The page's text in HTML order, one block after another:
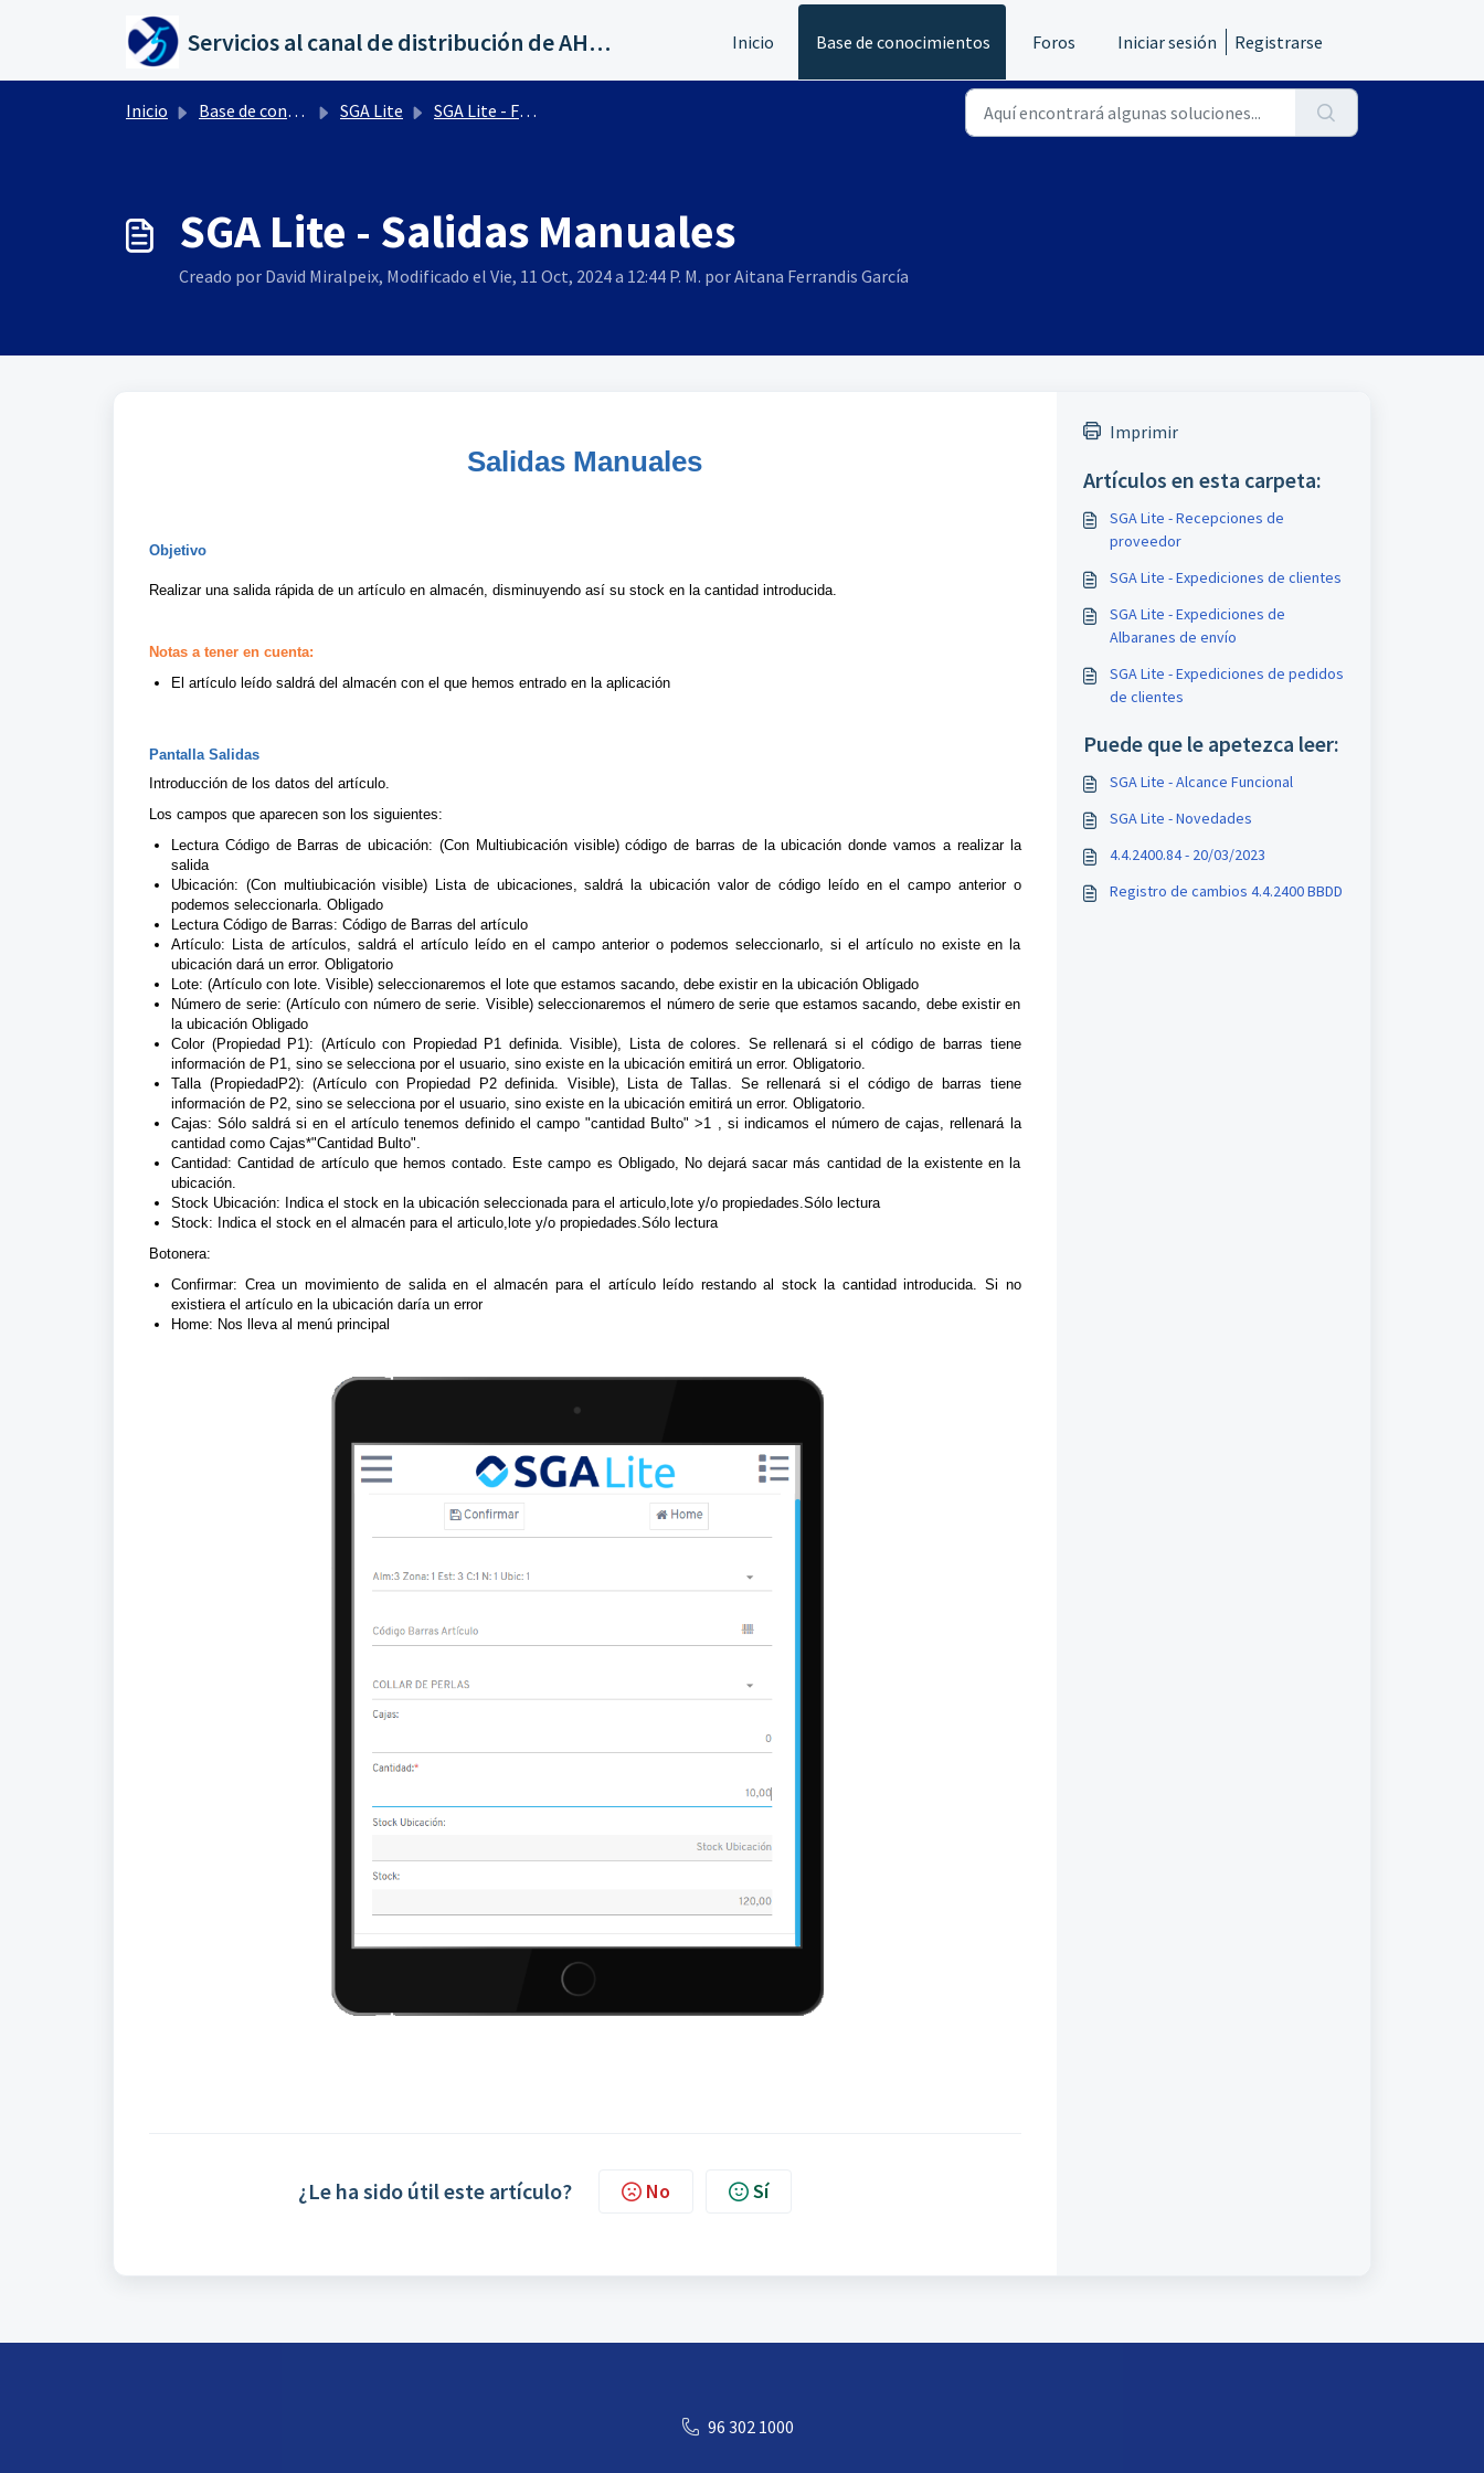
Servicios al canal de distribución de AHORA Inicio Base de conocimientos Foros Iniciar sesión Registrarse
Inicio Base de conocimientos SGA Lite SGA Lite - Funcionalidad
SGA Lite - Salidas Manuales
Creado por David Miralpeix, Modificado el Vie, 11 Oct, 2024 a 12:44 P. M. por Aitana Ferrandis García
Salidas Manuales
Objetivo
Realizar una salida rápida de un artículo en almacén, disminuyendo así su stock en la cantidad introducida.
Notas a tener en cuenta:
El artículo leído saldrá del almacén con el que hemos entrado en la aplicación
Pantalla Salidas
Introducción de los datos del artículo.
Los campos que aparecen son los siguientes:
Lectura Código de Barras de ubicación: (Con Multiubicación visible) código de barras de la ubicación donde vamos a realizar la
salida
Ubicación: (Con multiubicación visible) Lista de ubicaciones, saldrá la ubicación valor de código leído en el campo anterior o
podemos seleccionarla. Obligado
Lectura Código de Barras: Código de Barras del artículo
Artículo: Lista de artículos, saldrá el artículo leído en el campo anterior o podemos seleccionarlo, si el artículo no existe en la
ubicación dará un error. Obligatorio
Lote: (Artículo con lote. Visible) seleccionaremos el lote que estamos sacando, debe existir en la ubicación Obligado
Número de serie: (Artículo con número de serie. Visible) seleccionaremos el número de serie que estamos sacando, debe existir en
la ubicación Obligado
Color (Propiedad P1): (Artículo con Propiedad P1 definida. Visible), Lista de colores. Se rellenará si el código de barras tiene
información de P1, sino se selecciona por el usuario, sino existe en la ubicación emitirá un error. Obligatorio.
Talla (PropiedadP2): (Artículo con Propiedad P2 definida. Visible), Lista de Tallas. Se rellenará si el código de barras tiene
información de P2, sino se selecciona por el usuario, sino existe en la ubicación emitirá un error. Obligatorio.
Cajas: Sólo saldrá si en el artículo tenemos definido el campo "cantidad Bulto" >1 , si indicamos el número de cajas, rellenará la
cantidad como Cajas*"Cantidad Bulto".
Cantidad: Cantidad de artículo que hemos contado. Este campo es Obligado, No dejará sacar más cantidad de la existente en la
ubicación.
Stock Ubicación: Indica el stock en la ubicación seleccionada para el articulo,lote y/o propiedades.Sólo lectura
Stock: Indica el stock en el almacén para el articulo,lote y/o propiedades.Sólo lectura
Botonera:
Confirmar: Crea un movimiento de salida en el almacén para el artículo leído restando al stock la cantidad introducida. Si no
existiera el artículo en la ubicación daría un error
Home: Nos lleva al menú principal
¿Le ha sido útil este artículo? No Sí
Imprimir
Artículos en esta carpeta:
SGA Lite - Recepciones de
proveedor
SGA Lite - Expediciones de clientes
SGA Lite - Expediciones de
Albaranes de envío
SGA Lite - Expediciones de pedidos
de clientes
Puede que le apetezca leer:
SGA Lite - Alcance Funcional
SGA Lite - Novedades
4.4.2400.84 - 20/03/2023
Registro de cambios 4.4.2400 BBDD
96 302 1000